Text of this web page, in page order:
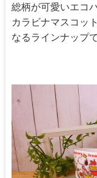
総柄が可愛いエコ
カラビナマスコッ
なるラインナップ